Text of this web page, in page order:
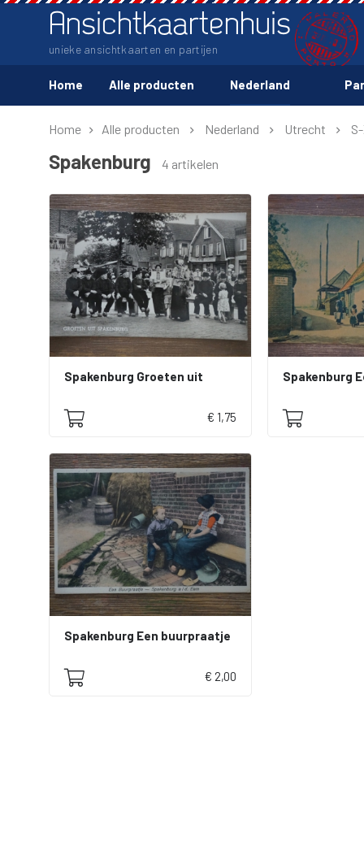
Ansichtkaartenhuis
unieke ansichtkaarten en partijen
Home Alle producten Nederland
Home Alle producten Nederland Utrecht
Spakenburg 4 artikelen
Spakenburg Groeten uit
€ 1,75
Spakenburg
Spakenburg Een buurpraatje
€ 2,00